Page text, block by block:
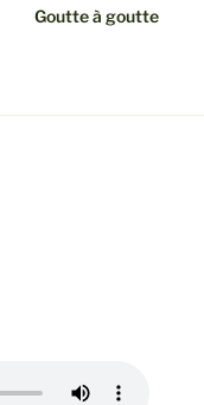
Goutte à goutte